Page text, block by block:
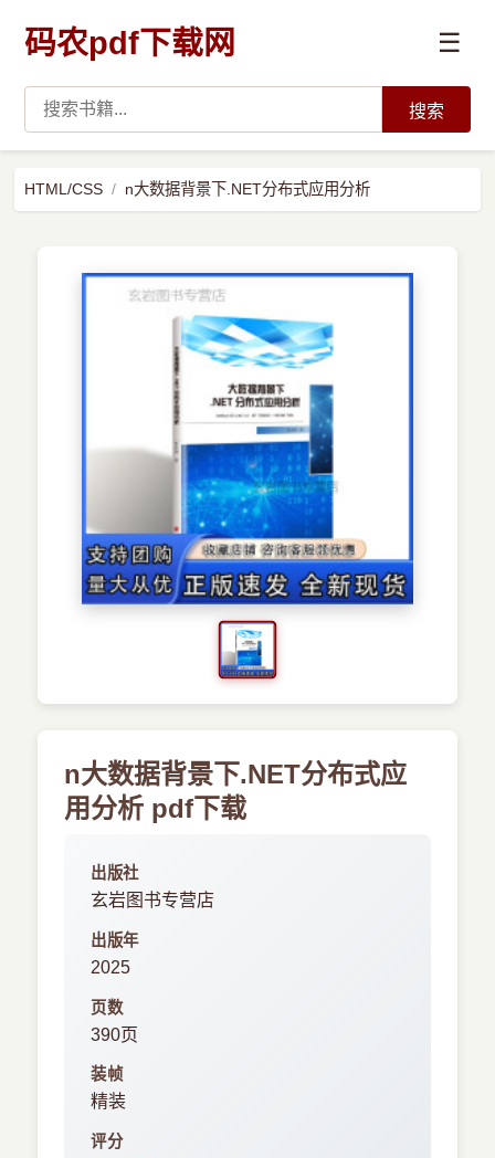
码农pdf下载网 ☰
新兴语言
预订书籍
搜索
HTML/CSS n大数据背景下.NET分布式应用分析
n大数据背景下.NET分布式应
用分析 pdf下载
出版社
玄岩图书专营店
出版年
2025
页数
390页
装帧
精装
评分